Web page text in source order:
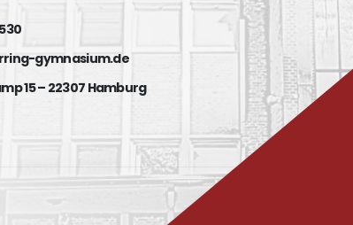
gymnasium.de
15 – 22307 Hamburg